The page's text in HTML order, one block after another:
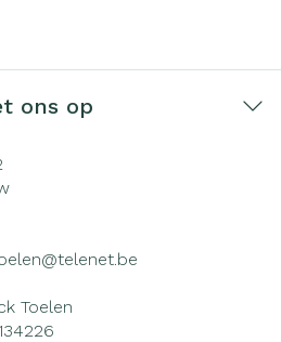
ons op
telenet.be
Toelen